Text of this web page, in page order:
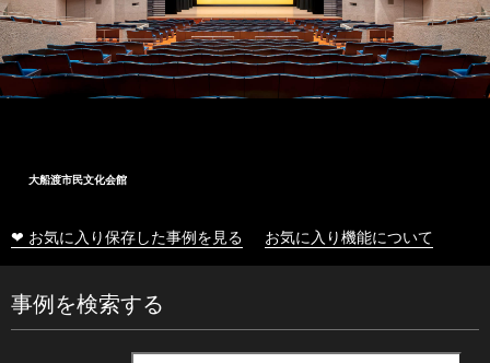
大船渡市民文化会館
❤ お気に入り保存した事例を見る お気に入り機能について
事例を検索する